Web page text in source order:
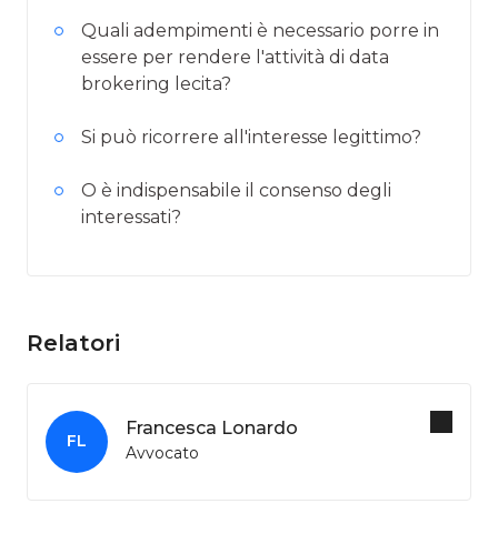
Quali adempimenti è necessario porre in
essere per rendere l'attività di data
brokering lecita?
Si può ricorrere all'interesse legittimo?
O è indispensabile il consenso degli
interessati?
Relatori
FL
Francesca Lonardo
Avvocato